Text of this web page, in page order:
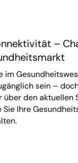
–
im
sein –
über den aktuellen
Sie Ihre